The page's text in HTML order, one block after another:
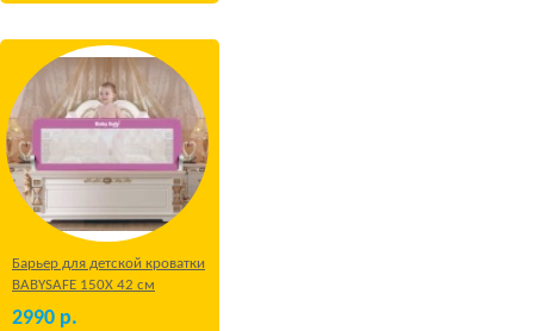
Барьер для детской кроватки
BABYSAFE 150Х 42 см
2990 р.